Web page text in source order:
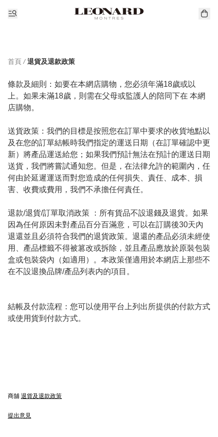
首頁 / 退貨及退款政策
條款及細則：如要在本網店購物，您必須年滿18歲或以
上。如果未滿18歲，則需在父母或監護人的陪同下在 本網
店購物。
送貨政策：我們的目標是按照您在訂單中要求的收貨地點以
及在您的訂單結帳時我們指定的運送日期（在訂單確認中更
新）將產品運送給您；如果我們預計無法在預計的運送日期
送貨，我們將嘗試通知您。但是，在法律允許的範圍內，任
何由於延遲運送而對您造成的任何損失、責任、成本、損
害、收費或費用，我們不承擔任何責任。
退款/退貨/訂單取消政策 ：所有貨品不設退錢及退貨。如果
因為任何原因未對產品百分百滿意，可以在訂購後30天內
退還並且必須符合我們的退貨政策。退還的產品必須未經使
用、產品標籤不得被篡改或拆除，並且產品應放於原裝包裝
盒或包裝袋內（如適用）。本政策僅適用於本網店上那些不
在不設退換品牌/產品列表内的項目。
結帳及付款流程：您可以使用平台上列出所提供的付款方式
或使用貨到付款方式。
商舖 退貨及退款政策
提出意見